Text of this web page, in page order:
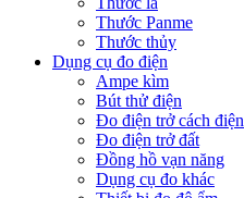
Thước Panme
Thước thủy
Dụng cụ đo điện
Ampe kìm
Bút thử điện
Đo điện trở cách điện
Đo điện trở đất
Đồng hồ vạn năng
Dụng cụ đo khác